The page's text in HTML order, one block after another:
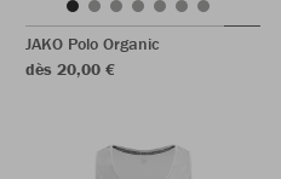
JAKO Polo Organic
dès 20,00 €